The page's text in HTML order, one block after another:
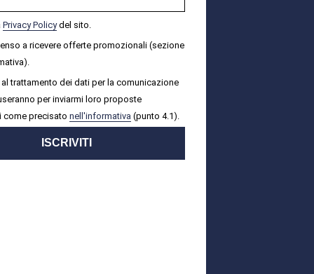
Privacy Policydel sito.
a ricevere offerte promozionali (sezione
trattamento dei dati per la comunicazione
per inviarmi loro proposte
come precisato nell'informativa (punto 4.1).
ISCRIVITI